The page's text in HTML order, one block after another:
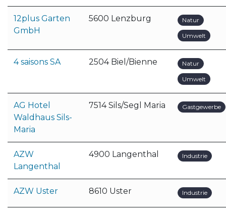
12plus Garten
GmbH
5600 Lenzburg Natur
Umwelt
4 saisons SA 2504 Biel/Bienne Natur
Umwelt
AG Hotel
Waldhaus Sils-
Maria
7514 Sils/Segl Maria Gastgewerbe
AZW
Langenthal
4900 Langenthal Industrie
AZW Uster 8610 Uster Industrie